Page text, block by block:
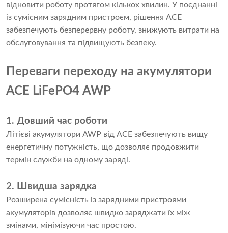
відновити роботу протягом кількох хвилин. У поєднанні
із сумісним зарядним пристроєм, рішення ACE
забезпечують безперервну роботу, знижують витрати на
обслуговування та підвищують безпеку.
Переваги переходу на акумулятори
ACE LiFePO4 AWP
1. Довший час роботи
Літієві акумулятори AWP від ​​ACE забезпечують вищу
енергетичну потужність, що дозволяє продовжити
термін служби на одному заряді.
2. Швидша зарядка
Розширена сумісність із зарядними пристроями
акумуляторів дозволяє швидко заряджати їх між
змінами, мінімізуючи час простою.